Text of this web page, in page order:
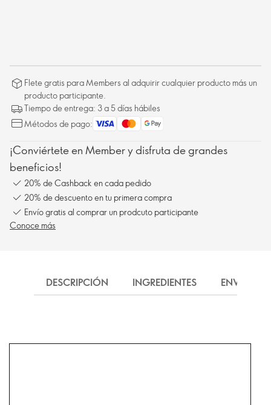
Flete gratis para Members al adquirir cualquier producto más un
producto participante.
Tiempo de entrega: 3 a 5 días hábiles
Métodos de pago:
¡Conviértete en Member y disfruta de grandes
beneficios!
20% de Cashback en cada pedido
20% de descuento en tu primera compra
Envío gratis al comprar un prodcuto participante
Conoce más
DESCRIPCIÓN INGREDIENTES ENVÍO